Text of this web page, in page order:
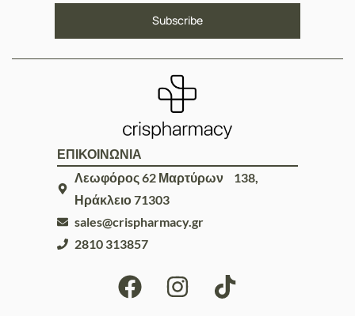
ΕΠΙΚΟΙΝΩΝΙΑ
Λεωφόρος 62 Μαρτύρων 138,
Ηράκλειο 71303
sales@crispharmacy.gr
2810 313857